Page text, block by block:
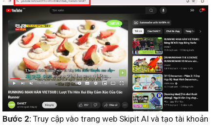
Bước 2: Truy cập vào trang web Skipit AI và tạo tài khoản